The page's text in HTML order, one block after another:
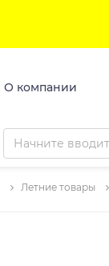
О компании
Летние товары